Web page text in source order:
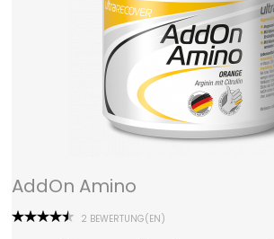
AddOn Amino
2 BEWERTUNG(EN)